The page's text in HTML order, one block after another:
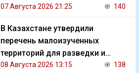
07 Августа 2026 21:25 140
В Казахстане утвердили
перечень малоизученных
территорий для разведки и
добычи углеводородов
08 Августа 2026 13:15 138